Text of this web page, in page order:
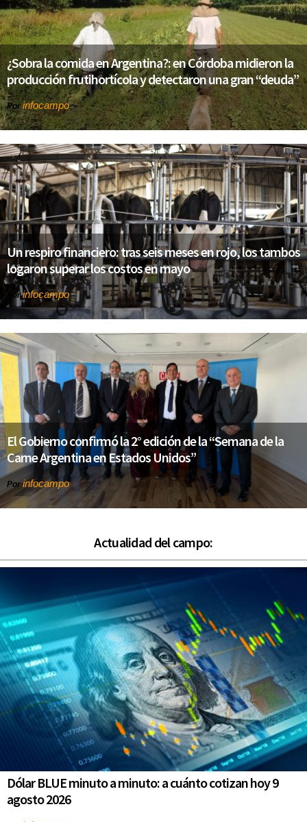
¿Sobra la comida en Argentina?: en Córdoba midieron la
producción frutihortícola y detectaron una gran “deuda”
Porinfocampo
Un respiro financiero: tras seis meses en rojo, los tambos
logaron superar los costos en mayo
Porinfocampo
El Gobierno confirmó la 2° edición de la “Semana de la
Carne Argentina en Estados Unidos”
Porinfocampo
Actualidad del campo:
Dólar BLUE minuto a minuto: a cuánto cotizan hoy 9
agosto 2026